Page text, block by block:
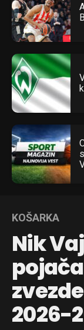
KOŠARKA
Nik
2026-